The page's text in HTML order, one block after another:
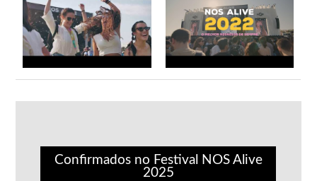
Confirmados no Festival NOS Alive
2025